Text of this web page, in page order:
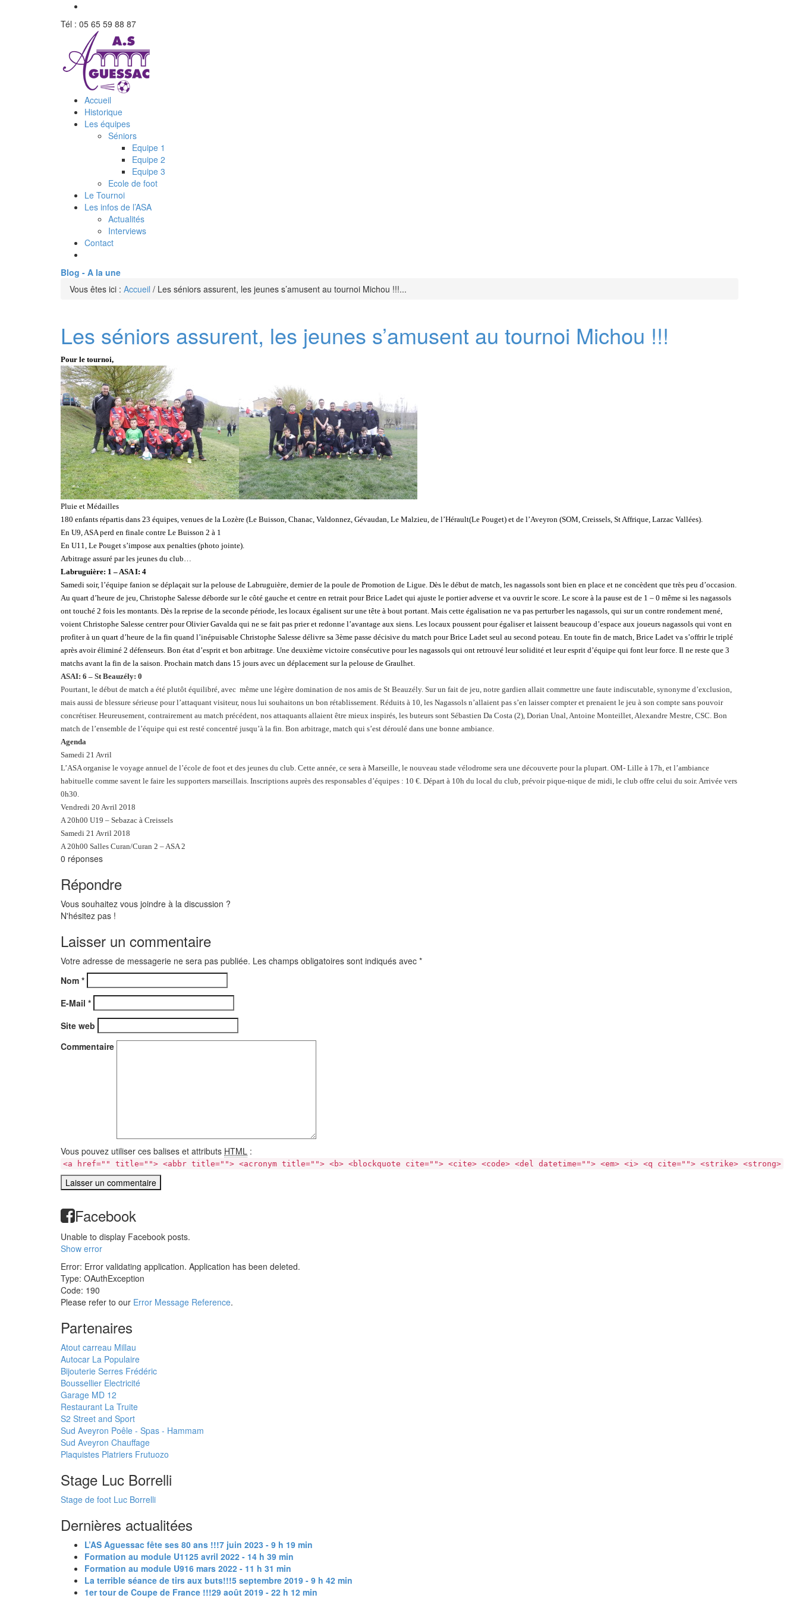
Tél : 05 65 59 88 87
Accueil
Historique
Les équipes
Séniors
Equipe 1
Equipe 2
Equipe 3
Ecole de foot
Le Tournoi
Les infos de l’ASA
Actualités
Interviews
Contact
Blog - A la une
Vous êtes ici : Accueil / Les séniors assurent, les jeunes s’amusent au tournoi Michou !!!...
Les séniors assurent, les jeunes s’amusent au tournoi Michou !!!
Pour le tournoi,
Pluie et Médailles
180 enfants répartis dans 23 équipes, venues de la Lozère (Le Buisson, Chanac, Valdonnez, Gévaudan, Le Malzieu, de l’Hérault(Le Pouget) et de l’Aveyron (SOM, Creissels, St Affrique, Larzac Vallées).
En U9, ASA perd en finale contre Le Buisson 2 à 1
En U11, Le Pouget s’impose aux penalties (photo jointe).
Arbitrage assuré par les jeunes du club…
Labruguière: 1 – ASA I: 4
Samedi soir, l’équipe fanion se déplaçait sur la pelouse de Labruguière, dernier de la poule de Promotion de Ligue. Dès le début de match, les nagassols sont bien en place et ne concèdent que très peu d’occasion.
Au quart d’heure de jeu, Christophe Salesse déborde sur le côté gauche et centre en retrait pour Brice Ladet qui ajuste le portier adverse et va ouvrir le score. Le score à la pause est de 1 – 0 même si les nagassols
ont touché 2 fois les montants. Dès la reprise de la seconde période, les locaux égalisent sur une tête à bout portant. Mais cette égalisation ne va pas perturber les nagassols, qui sur un contre rondement mené,
voient Christophe Salesse centrer pour Olivier Gavalda qui ne se fait pas prier et redonne l’avantage aux siens. Les locaux poussent pour égaliser et laissent beaucoup d’espace aux joueurs nagassols qui vont en
profiter à un quart d’heure de la fin quand l’inépuisable Christophe Salesse délivre sa 3ème passe décisive du match pour Brice Ladet seul au second poteau. En toute fin de match, Brice Ladet va s’offrir le triplé
après avoir éliminé 2 défenseurs. Bon état d’esprit et bon arbitrage. Une deuxième victoire consécutive pour les nagassols qui ont retrouvé leur solidité et leur esprit d’équipe qui font leur force. Il ne reste que 3
matchs avant la fin de la saison. Prochain match dans 15 jours avec un déplacement sur la pelouse de Graulhet.
ASAI: 6 – St Beauzély: 0
Pourtant, le début de match a été plutôt équilibré, avec même une légère domination de nos amis de St Beauzély. Sur un fait de jeu, notre gardien allait commettre une faute indiscutable, synonyme d’exclusion,
mais aussi de blessure sérieuse pour l’attaquant visiteur, nous lui souhaitons un bon rétablissement. Réduits à 10, les Nagassols n’allaient pas s’en laisser compter et prenaient le jeu à son compte sans pouvoir
concrétiser. Heureusement, contrairement au match précédent, nos attaquants allaient être mieux inspirés, les buteurs sont Sébastien Da Costa (2), Dorian Unal, Antoine Monteillet, Alexandre Mestre, CSC. Bon
match de l’ensemble de l’équipe qui est resté concentré jusqu’à la fin. Bon arbitrage, match qui s’est déroulé dans une bonne ambiance.
Agenda
Samedi 21 Avril
L’ASA organise le voyage annuel de l’école de foot et des jeunes du club. Cette année, ce sera à Marseille, le nouveau stade vélodrome sera une découverte pour la plupart. OM- Lille à 17h, et l’ambiance
habituelle comme savent le faire les supporters marseillais. Inscriptions auprès des responsables d’équipes : 10 €. Départ à 10h du local du club, prévoir pique-nique de midi, le club offre celui du soir. Arrivée vers
0h30.
Vendredi 20 Avril 2018
A 20h00 U19 – Sebazac à Creissels
Samedi 21 Avril 2018
A 20h00 Salles Curan/Curan 2 – ASA 2
0 réponses
Répondre
Vous souhaitez vous joindre à la discussion ?
N'hésitez pas !
Laisser un commentaire
Votre adresse de messagerie ne sera pas publiée. Les champs obligatoires sont indiqués avec *
Nom *
E-Mail *
Site web
Commentaire
Vous pouvez utiliser ces balises et attributs HTML :
<a href="" title=""> <abbr title=""> <acronym title=""> <b> <blockquote cite=""> <cite> <code> <del datetime=""> <em> <i> <q cite=""> <strike> <strong>
Facebook
Unable to display Facebook posts.
Show error
Error: Error validating application. Application has been deleted.
Type: OAuthException
Code: 190
Please refer to our Error Message Reference.
Partenaires
Atout carreau Millau
Autocar La Populaire
Bijouterie Serres Frédéric
Boussellier Electricité
Garage MD 12
Restaurant La Truite
S2 Street and Sport
Sud Aveyron Poêle - Spas - Hammam
Sud Aveyron Chauffage
Plaquistes Platriers Frutuozo
Stage Luc Borrelli
Stage de foot Luc Borrelli
Dernières actualitées
L’AS Aguessac fête ses 80 ans !!!7 juin 2023 - 9 h 19 min
Formation au module U1125 avril 2022 - 14 h 39 min
Formation au module U916 mars 2022 - 11 h 31 min
La terrible séance de tirs aux buts!!!5 septembre 2019 - 9 h 42 min
1er tour de Coupe de France !!!29 août 2019 - 22 h 12 min